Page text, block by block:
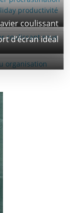
coulissant
d’écran idéal